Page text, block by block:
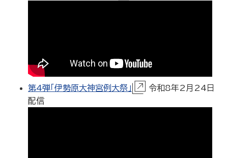
第4弾「伊勢原大神宮例大祭」
令和8年2月24日
配信